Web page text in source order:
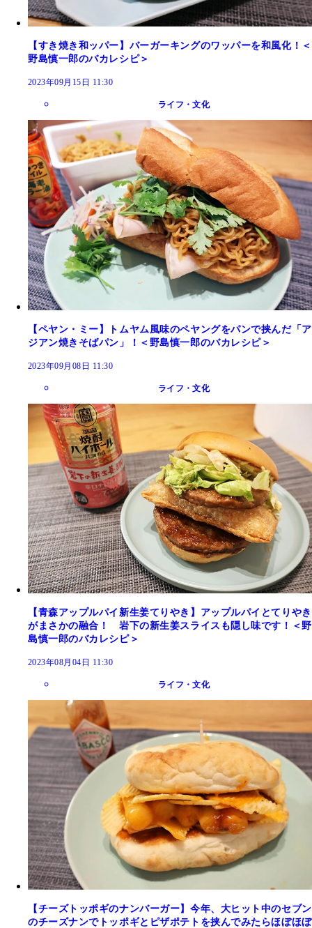
【すき焼き和ッパー】バーガーキングのワッパーを和風化！＜
野島慎一郎のバカレシピ＞
2023年09月15日 11:30
ライフ・文化
【ペヤン・ミー】トムヤム風味のペヤングをパンで挟んだ「ア
ジアン焼きそばパン」！＜野島慎一郎のバカレシピ＞
2023年09月08日 11:30
ライフ・文化
【青森アップルパイ新生姜てりやき】アップルパイとてりやき
がまさかの融合！ 岩下の新生姜スライスも隠し味です！＜野
島慎一郎のバカレシピ＞
2023年08月04日 11:30
ライフ・文化
【チーズトッポギのナンバーガー】今年、大ヒット中のセブン
のチーズナンでトッポギとピザポテトを挟んでみたらほぼほぼ